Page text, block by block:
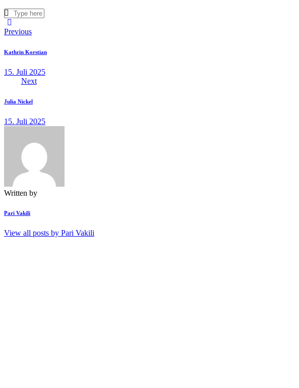
Beitragsnavigation
Previous
Kathrin Korstian
15. Juli 2025
Next
Julia Nickel
15. Juli 2025
Written by
Pari Vakili
View all posts by Pari Vakili